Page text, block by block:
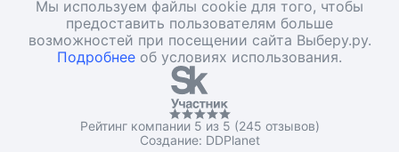
Мы используем файлы cookie для того, чтобы
предоставить пользователям больше
возможностей при посещении сайта Выберу.ру.
Подробнее об условиях использования.
Рейтинг компании 5 из 5 (245 отзывов)
Создание: DDPlanet